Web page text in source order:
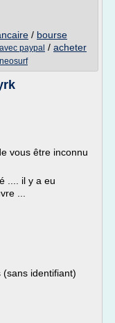
/ bourse
paypal / acheter
vous être inconnu
.... il y a eu
...
identifiant)